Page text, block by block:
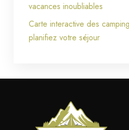
vacances inoubliables
Carte interactive des
planifiez votre séjour